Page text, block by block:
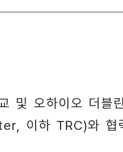
및 오하이오 더블
이하 TRC)와 협